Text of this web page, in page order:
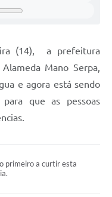
(14), a prefeitura
Mano Serpa,
e agora está sendo
que as pessoas
primeiro a curtir esta